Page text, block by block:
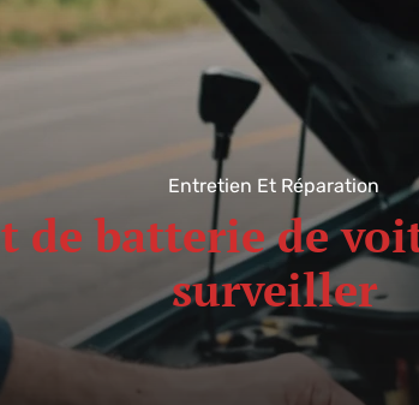
Entretien Et Réparation
batterie de
surveiller